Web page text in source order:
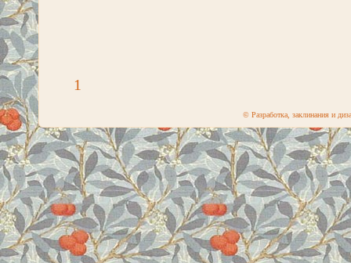
1
© Разработка, заклинания и